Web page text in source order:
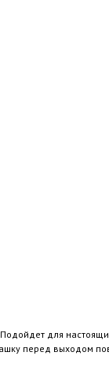
для
перед выходом